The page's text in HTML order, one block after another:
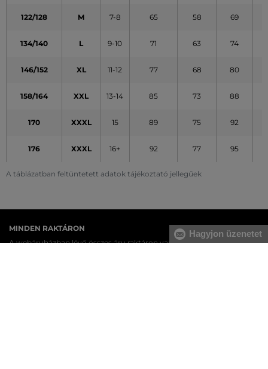
A táblázatban feltüntetett adatok tájékoztató jellegűek
122/128 M 7-8 65 58 69
134/140 L 9-10 71 63 74
146/152 XL 11-12 77 68 80
158/164 XXL 13-14 85 73 88
170 XXXL 15 89 75 92
176 XXXL 16+ 92 77 95
MINDEN RAKTÁRON
A webáruházban lévő összes áru raktáron van.
Hagyjon üzenetet